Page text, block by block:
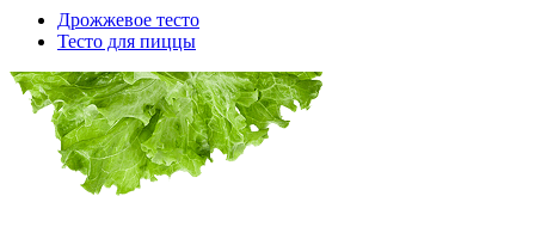
Дрожжевое тесто
Тесто для пиццы